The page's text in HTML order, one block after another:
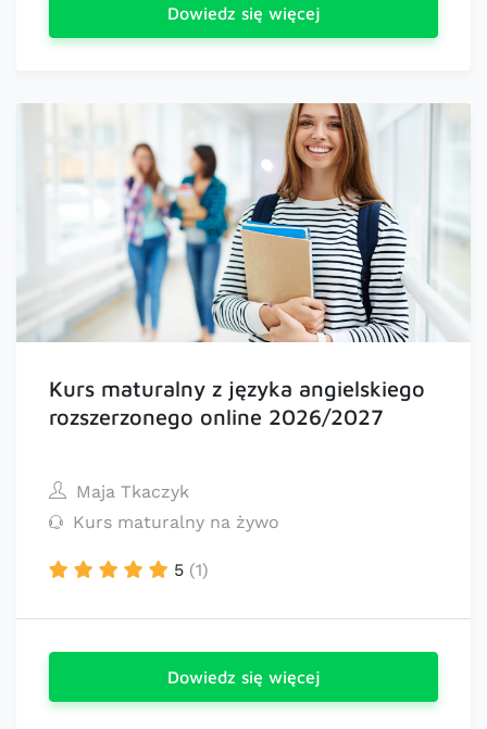
Dowiedz się więcej
Kurs maturalny z języka angielskiego
rozszerzonego online 2026/2027
Maja Tkaczyk
Kurs maturalny na żywo
5 (1)
Dowiedz się więcej